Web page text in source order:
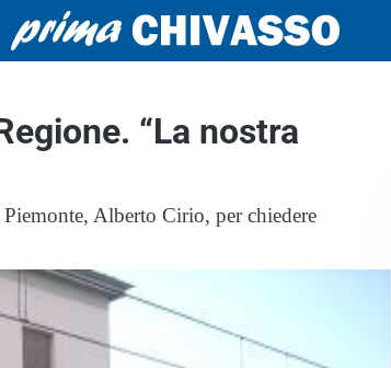
“La nostra
Alberto Cirio, per chiedere